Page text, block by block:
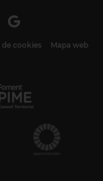
cookies Mapa web